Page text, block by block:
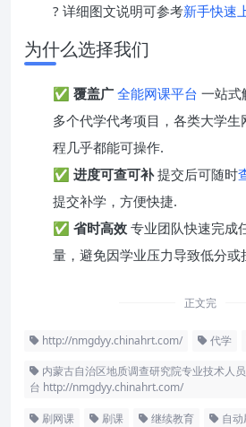
? 详细图文说明可参考新手快速
为什么选择我们
✅ 覆盖广 全能网课平台 一站式
多个代学代考项目，各类大学
程几乎都能可操作.
✅ 进度可查可补提交后可随时
提交补学，方便快捷.
✅ 省时高效 专业团队快速完成
量，避免因学业压力导致低分或
正文完
http://nmgdyy.chinahrt.com/ 代学
内蒙古自治区地质调查研究院专业技术人
台 http://nmgdyy.chinahrt.com/
刷网课 刷课 继续教育 自